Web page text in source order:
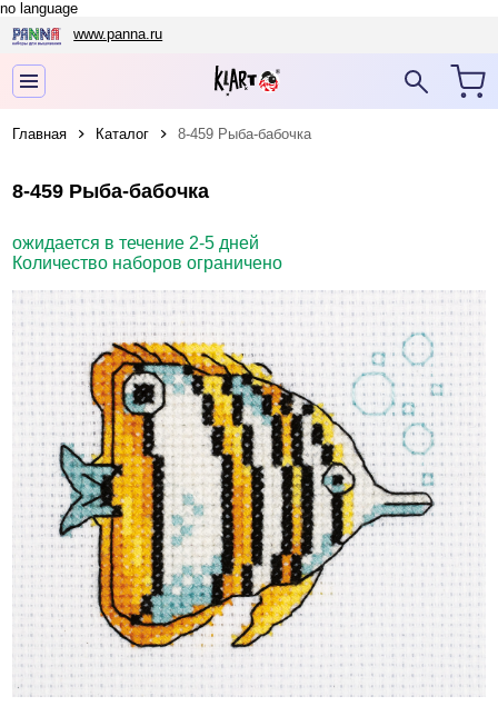
no language
www.panna.ru
Главная Каталог 8-459 Рыба-бабочка
8-459 Рыба-бабочка
ожидается в течение 2-5 дней
Количество наборов ограничено